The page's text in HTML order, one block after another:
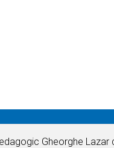
Gheorghe Lazar